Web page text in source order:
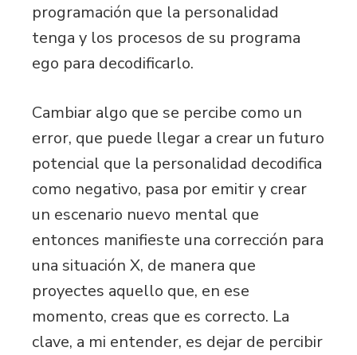
programación que la personalidad
tenga y los procesos de su programa
ego para decodificarlo.
Cambiar algo que se percibe como un
error, que puede llegar a crear un futuro
potencial que la personalidad decodifica
como negativo, pasa por emitir y crear
un escenario nuevo mental que
entonces manifieste una corrección para
una situación X, de manera que
proyectes aquello que, en ese
momento, creas que es correcto. La
clave, a mi entender, es dejar de percibir